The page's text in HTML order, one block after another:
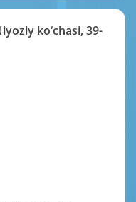
ko‘chasi, 39-